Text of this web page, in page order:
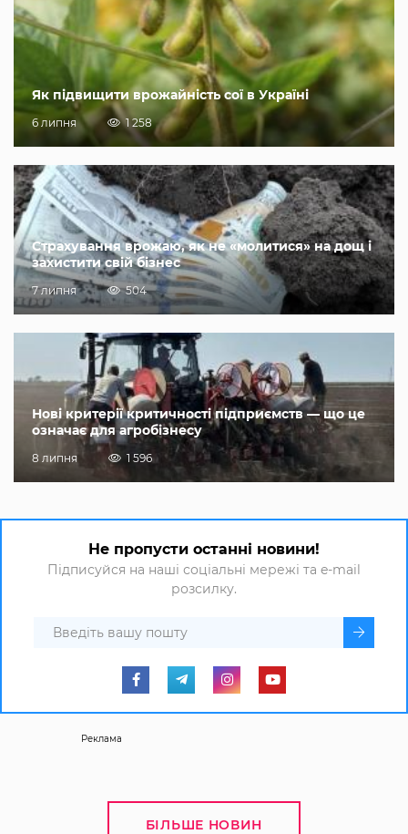
Як підвищити врожайність сої в Україні
6 липня 1 258
Страхування врожаю, як не «молитися» на дощ і
захистити свій бізнес
7 липня 504
Нові критерії критичності підприємств — що це
означає для агробізнесу
8 липня 1 596
Не пропусти останні новини!
Підписуйся на наші соціальні мережі та e-mail
розсилку.
Реклама
БІЛЬШЕ НОВИН